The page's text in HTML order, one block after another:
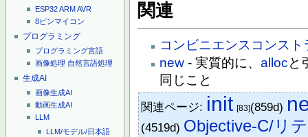
ESP32ARMAVR
8ピンマイコン
プログラミング
プログラミング言語
画像処理 自然言語処理
生成AI
画像生成AI
動画生成AI
LLM
LLM/モデル/日本語
関連
コンビニエンスコンスト
new - 実質的に、allocと
同じこと
関連ページ: init [83](859d)
(4519d) Objective-C/リ